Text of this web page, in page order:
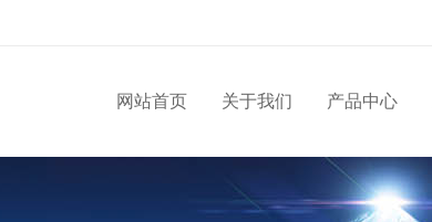
网站首页 关于我们 产品中心